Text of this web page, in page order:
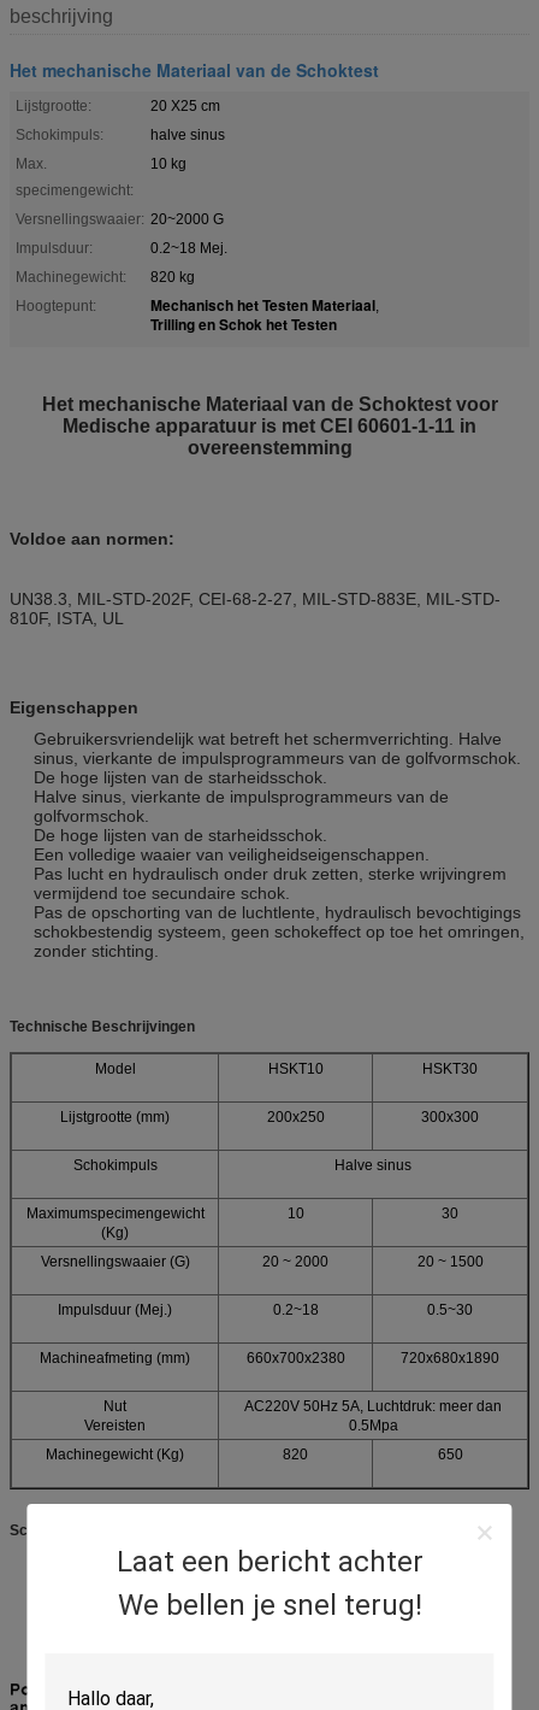
Laat een bericht achter
We bellen je snel terug!
beschrijving
Het mechanische Materiaal van de Schoktest
Lijstgrootte:
20 X25 cm
Schokimpuls:
halve sinus
Max.
specimengewicht:
10 kg
Versnellingswaaier: 20~2000 G
Impulsduur:
0.2~18 Mej.
Machinegewicht:
820 kg
Hoogtepunt:
Mechanisch het Testen Materiaal,
Trilling en Schok het Testen
Het mechanische Materiaal van de Schoktest voor
Medische apparatuur is met CEI 60601-1-11 in
overeenstemming
Voldoe aan normen:
UN38.3, MIL-STD-202F, CEI-68-2-27, MIL-STD-883E, MIL-STD-
810F, ISTA, UL
Eigenschappen
Gebruikersvriendelijk wat betreft het schermverrichting. Halve
sinus, vierkante de impulsprogrammeurs van de golfvormschok.
De hoge lijsten van de starheidsschok.
Halve sinus, vierkante de impulsprogrammeurs van de
golfvormschok.
De hoge lijsten van de starheidsschok.
Een volledige waaier van veiligheidseigenschappen.
Pas lucht en hydraulisch onder druk zetten, sterke wrijvingrem
vermijdend toe secundaire schok.
Pas de opschorting van de luchtlente, hydraulisch bevochtigings
schokbestendig systeem, geen schokeffect op toe het omringen,
zonder stichting.
Technische Beschrijvingen
Model HSKT10 HSKT30
Lijstgrootte (mm) 200x250 300x300
Schokimpuls Halve sinus
Maximumspecimengewicht
(Kg)
10 30
Versnellingswaaier (G) 20 ~ 2000 20 ~ 1500
Impulsduur (Mej.) 0.2~18 0.5~30
Machineafmeting (mm) 660x700x2380 720x680x1890
Nut
Vereisten
AC220V 50Hz 5A, Luchtdruk: meer dan
0.5Mpa
Machinegewicht (Kg)
820 650
Schok het testen het Diagram van het Systeemblok